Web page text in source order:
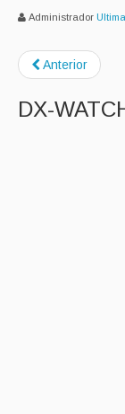
Administrador
Anterior
DX-